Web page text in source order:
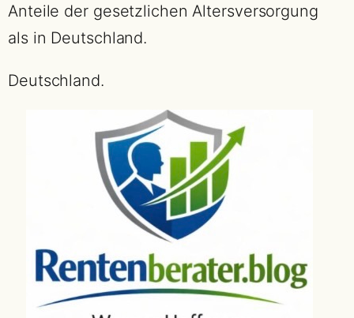
Anteile der gesetzlichen Altersversorgung
als in Deutschland.
Deutschland.